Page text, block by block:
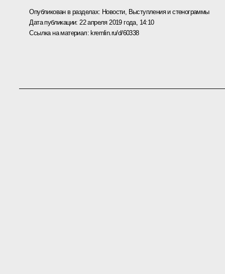
Опубликован в разделах: Новости, Выступления и стенограммы
Дата публикации: 22 апреля 2019 года, 14:10
Ссылка на материал: kremlin.ru/d/60338